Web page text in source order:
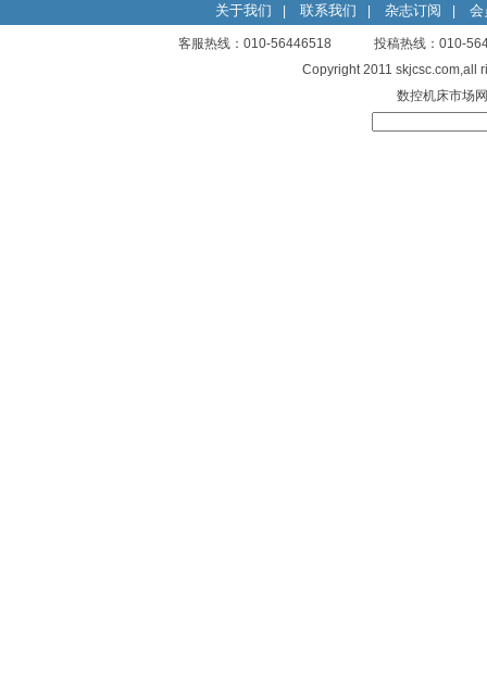
关于我们 联系我们 杂志订阅 会
客服热线：010-56446518 投稿热线：
Copyright 2011
数控机床市场网